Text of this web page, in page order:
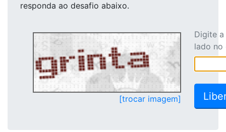
responda ao desafio abaixo.
[trocar imagem]
Digite
lado no